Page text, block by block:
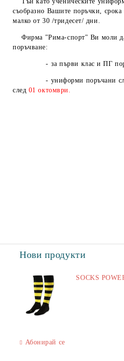
съобразно Вашите поръчки,
малко от 30 /тридесет/ дни.
Фирма "Рима-спорт" Ви моли да
поръчване:
- за първи клас и ПГ
- униформи поръчани
след 01 октомври.
Нови продукти
SOCKS
Абонирай се